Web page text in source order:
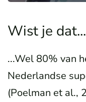
Wist je
...Wel 80% van
Nederlandse
(Poelman et al.,